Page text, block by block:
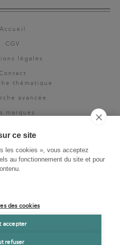
ce site
les cookies », vous acceptez
au fonctionnement du site et pour
des cookies
accepter
refuser
Accueil
CGV
légales
Contact
thématique
avancée
marques
pro
Classiques